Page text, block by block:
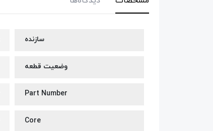
سازنده
وضعیت قطعه
Part Number
Core